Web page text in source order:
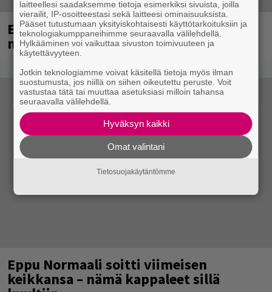
Eppu Normaalin viimeiset konsertit
näkyvät myös listoilla
Eppu Normaali soitti viimeisen
keikkansa – nämä kappaleet sillä
laitteellesi saadaksemme tietoja esimerkiksi sivuista, joilla
vierailit, IP-osoitteestasi sekä laitteesi ominaisuuksista.
Pääset tutustumaan yksityiskohtaisesti käyttötarkoituksiin ja
teknologiakumppaneihimme seuraavalla välilehdellä.
Hylkääminen voi vaikuttaa sivuston toimivuuteen ja
käytettävyyteen.
Jotkin teknologiamme voivat käsitellä tietoja myös ilman
suostumusta, jos niillä on siihen oikeutettu peruste. Voit
vastustaa tätä tai muuttaa asetuksiasi milloin tahansa
seuraavalla välilehdellä.
Hyväksyn kaikki
Omat valintani
Tietosuojakäytäntömme